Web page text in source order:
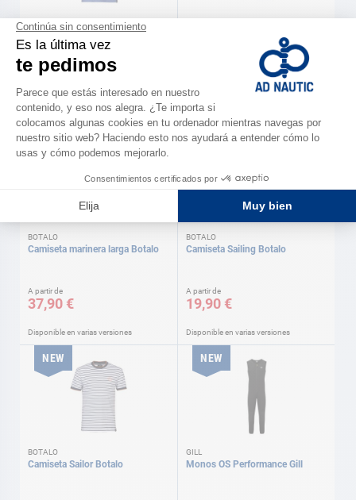
BOTALO
Camiseta Compass Botalo
A partir de
19,90 €
Disponible en varias versiones
19,90 €
Disponible en varias versiones
NEW
BOTALO
Camiseta marinera larga Botalo
A partir de
37,90 €
Disponible en varias versiones
NEW
BOTALO
Camiseta Sailing Botalo
A partir de
19,90 €
Disponible en varias versiones
NEW
BOTALO
Camiseta Sailor Botalo
NEW
GILL
Monos OS Performance Gill